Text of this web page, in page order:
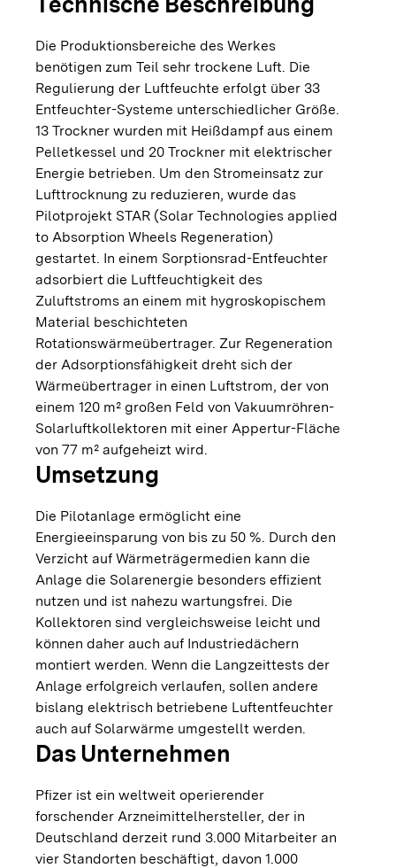
Die Produktionsbereiche des Werkes
benötigen zum Teil sehr trockene Luft. Die
Regulierung der Luftfeuchte erfolgt über 33
Entfeuchter-Systeme unterschiedlicher Größe.
13 Trockner wurden mit Heißdampf aus einem
Pelletkessel und 20 Trockner mit elektrischer
Energie betrieben. Um den Stromeinsatz zur
Lufttrocknung zu reduzieren, wurde das
Pilotprojekt STAR (Solar Technologies applied
to Absorption Wheels Regeneration)
gestartet. In einem Sorptionsrad-Entfeuchter
adsorbiert die Luftfeuchtigkeit des
Zuluftstroms an einem mit hygroskopischem
Material beschichteten
Rotationswärmeübertrager. Zur Regeneration
der Adsorptionsfähigkeit dreht sich der
Wärmeübertrager in einen Luftstrom, der von
einem 120 m² großen Feld von Vakuumröhren-
Solarluftkollektoren mit einer Appertur-Fläche
von 77 m² aufgeheizt wird.
Umsetzung
Die Pilotanlage ermöglicht eine
Energieeinsparung von bis zu 50 %. Durch den
Verzicht auf Wärmeträgermedien kann die
Anlage die Solarenergie besonders effizient
nutzen und ist nahezu wartungsfrei. Die
Kollektoren sind vergleichsweise leicht und
können daher auch auf Industriedächern
montiert werden. Wenn die Langzeittests der
Anlage erfolgreich verlaufen, sollen andere
bislang elektrisch betriebene Luftentfeuchter
auch auf Solarwärme umgestellt werden.
Das Unternehmen
Pfizer ist ein weltweit operierender
forschender Arzneimittelhersteller, der in
Deutschland derzeit rund 3.000 Mitarbeiter an
vier Standorten beschäftigt, davon 1.000